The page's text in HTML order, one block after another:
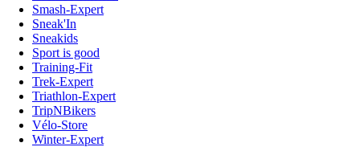
Smash-Expert
Sneak'In
Sneakids
Sport is good
Training-Fit
Trek-Expert
Triathlon-Expert
TripNBikers
Vélo-Store
Winter-Expert